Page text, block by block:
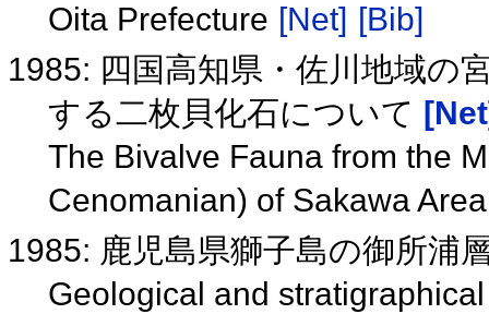
Oita Prefecture [Net] [Bib]
1985: 四国高知県・佐川地域の
する二枚貝化石について
The Bivalve Fauna from the
Cenomanian) of Sakawa
1985: 鹿児島県獅子島の御所浦
Geological and